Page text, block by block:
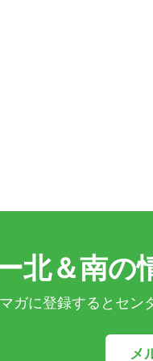
北＆南の
ガに登録するとセン
メ